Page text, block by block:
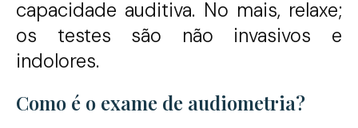
capacidade auditiva. No mais, relaxe;
os testes são não invasivos e
indolores.
Como é o exame de audiometria?